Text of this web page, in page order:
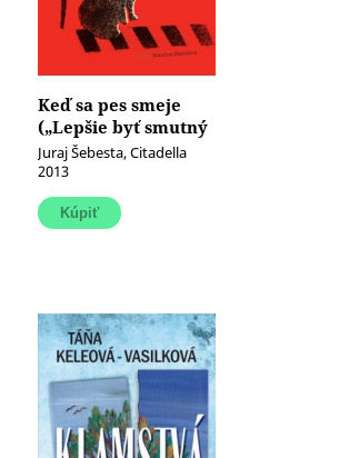
Keď sa pes smeje
(„Lepšie byť smutný
v mercedese ako
veselý na bicykli.“)
Juraj Šebesta, Citadella
2013